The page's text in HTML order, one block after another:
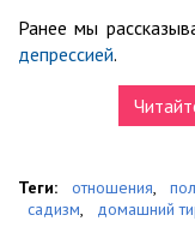
Ранее мы
депрессией.
Теги: отношения,
садизм, домашний